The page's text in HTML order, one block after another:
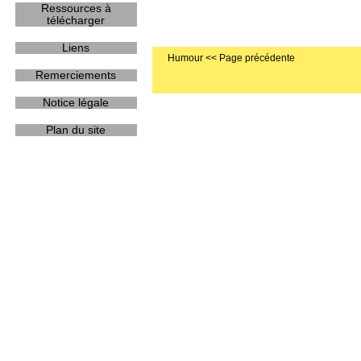
Ressources à
télécharger
Liens
Remerciements
Notice légale
Plan du site
Humour